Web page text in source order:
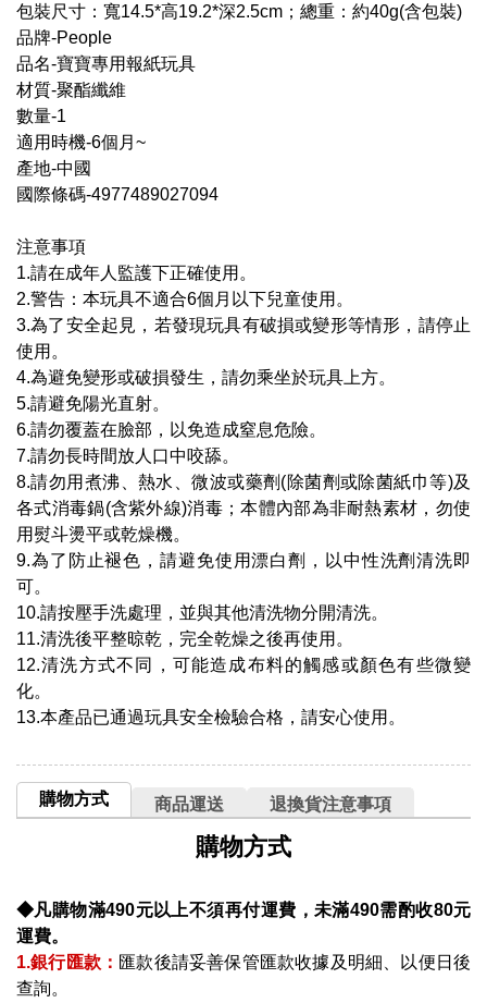
包裝尺寸：寬14.5*高19.2*深2.5cm；總重：約40g(含包裝)
品牌-People
品名-寶寶專用報紙玩具
材質-聚酯纖維
數量-1
適用時機-6個月~
產地-中國
國際條碼-4977489027094
注意事項
1.請在成年人監護下正確使用。
2.警告：本玩具不適合6個月以下兒童使用。
3.為了安全起見，若發現玩具有破損或變形等情形，請停止
使用。
4.為避免變形或破損發生，請勿乘坐於玩具上方。
5.請避免陽光直射。
6.請勿覆蓋在臉部，以免造成窒息危險。
7.請勿長時間放人口中咬舔。
8.請勿用煮沸、熱水、微波或藥劑(除菌劑或除菌紙巾等)及
各式消毒鍋(含紫外線)消毒；本體內部為非耐熱素材，勿使
用熨斗燙平或乾燥機。
9.為了防止褪色，請避免使用漂白劑，以中性洗劑清洗即
可。
10.請按壓手洗處理，並與其他清洗物分開清洗。
11.清洗後平整晾乾，完全乾燥之後再使用。
12.清洗方式不同，可能造成布料的觸感或顏色有些微變
化。
13.本產品已通過玩具安全檢驗合格，請安心使用。
購物方式 商品運送 退換貨注意事項
購物方式
◆凡購物滿490元以上不須再付運費，未滿490需酌收80元
運費。
1.銀行匯款： 匯款後請妥善保管匯款收據及明細、以便日後
查詢。